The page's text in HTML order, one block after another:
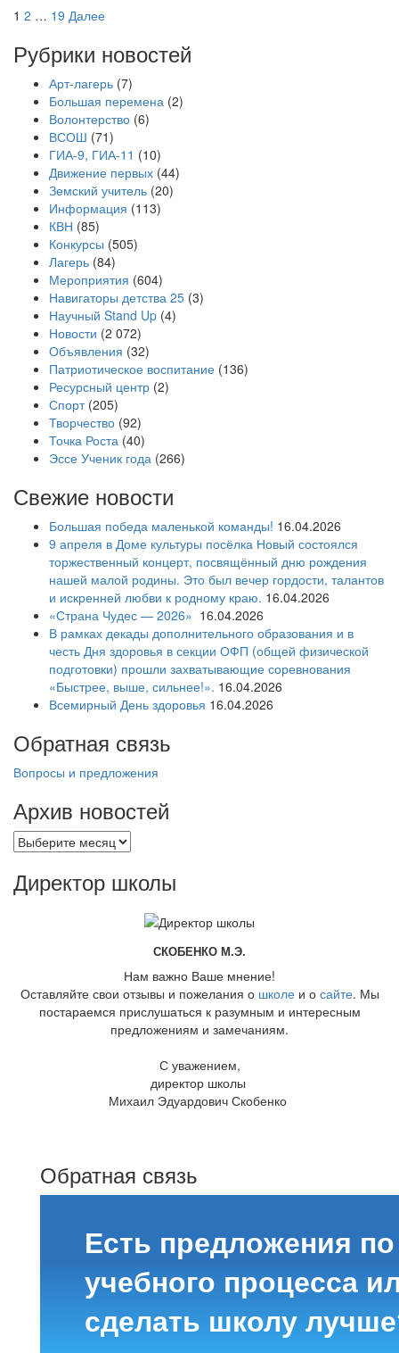
Навигация
по
записям
1 2 … 19 Далее
Рубрики новостей
Арт-лагерь (7)
Большая перемена (2)
Волонтерство (6)
ВСОШ (71)
ГИА-9, ГИА-11 (10)
Движение первых (44)
Земский учитель (20)
Информация (113)
КВН (85)
Конкурсы (505)
Лагерь (84)
Мероприятия (604)
Навигаторы детства 25 (3)
Научный Stand Up (4)
Новости (2 072)
Объявления (32)
Патриотическое воспитание (136)
Ресурсный центр (2)
Спорт(205)
Творчество (92)
Точка Роста (40)
Эссе Ученик года (266)
Свежие новости
Большая победа маленькой команды! 16.04.2026
9 апреля в Доме культуры посёлка Новый состоялся
торжественный концерт, посвящённый дню рождения
нашей малой родины. Это был вечер гордости, талантов
и искренней любви к родному краю. 16.04.2026
«Страна Чудес — 2026» 16.04.2026
В рамках декады дополнительного образования и в
честь Дня здоровья в секции ОФП (общей физической
подготовки) прошли захватывающие соревнования
«Быстрее, выше, сильнее!». 16.04.2026
Всемирный День здоровья 16.04.2026
Обратная связь
Вопросы и предложения
Архив новостей
Архив
новостей
Директор школы
СКОБЕНКО М.Э.
Нам важно Ваше мнение!
Оставляйте свои отзывы и пожелания о школеи о сайте. Мы
постараемся прислушаться к разумным и интересным
предложениям и замечаниям.
С уважением,
директор школы
Михаил Эдуардович Скобенко
Обратная связь
Есть предложения
учебного процесса
сделать школу